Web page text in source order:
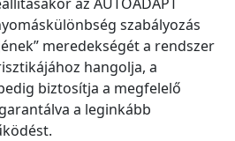
szabályozás
meredekségét a rendszer
hangolja, a
biztosítja a megfelelő
a leginkább